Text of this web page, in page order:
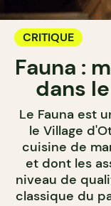
CRITIQUE
Fauna :
dans
Le Fauna est
le Village
cuisine de
et dont les
niveau de
classique du